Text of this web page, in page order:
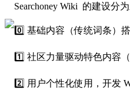
Searchoney Wiki 的建设分
0️⃣ 基础内容（传统词条）
1️⃣ 社区力量驱动特色内容
2️⃣ 用户个性化使用，开发